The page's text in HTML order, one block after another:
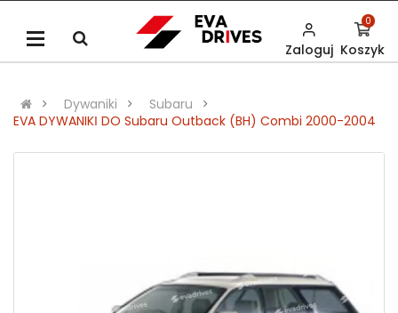
Zaloguj Koszyk
0
Dywaniki
Subaru
EVA DYWANIKІ DO Subaru Outback (BH) Combi 2000-2004